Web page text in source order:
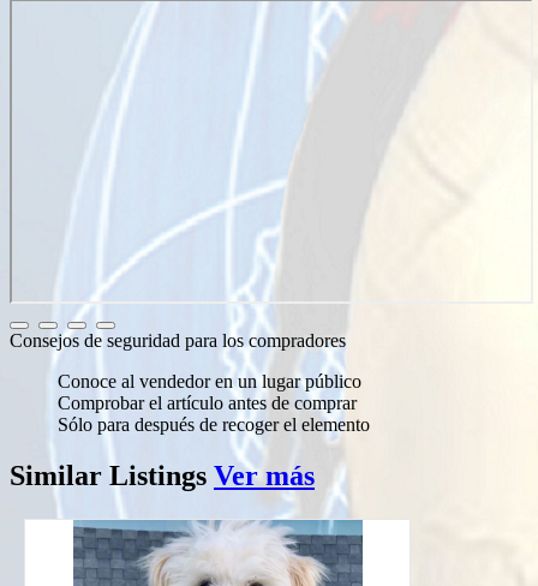
Consejos de seguridad para los compradores
Conoce al vendedor en un lugar público
Comprobar el artículo antes de comprar
Sólo para después de recoger el elemento
Similar Listings Ver más